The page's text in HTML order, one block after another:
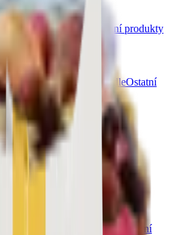
Sladké kešu
Ostatní produkty
kategorie
Slané mandle Sladké mandleOstatní
Další kategorie
Slaný karamel
Ostatní